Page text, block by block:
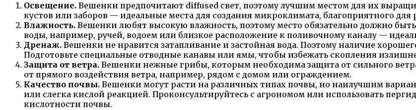
Освещение. Вешенки предпочитают diffused свет, поэтому лучшим местом для их
кустов или заборов — идеальные места для создания микроклимата, благоприятного для
Влажность. Вешенки любят высокую влажность, поэтому место обязательно должно
воды, например, ручей, водоем или близкое расположение к поливочному каналу —
Дренаж. Вешенки не нравится затапливание и застойная вода. Поэтому наличие
Подготовьте специальные отводные канавы или ямы, чтобы избежать скопления
Защита от ветра. Вешенки нежные грибы, которым необходима защита от сильного
от прямого воздействия ветра, например, рядом с домом или ограждением.
Качество почвы. Вешенки могут расти на различных типах почвы, но наилучшим
или слегка кислой реакцией. Проконсультируйтесь с агрономом или использовать
кислотности почвы.